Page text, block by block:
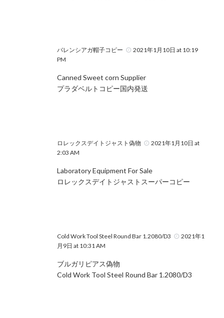
バレンシアガ帽子コピー
2021年1月10日 at 10:19
PM
Canned Sweet corn Supplier
プラダベルトコピー国内発送
ロレックスデイトジャスト偽物
2021年1月10日 at
2:03 AM
Laboratory Equipment For Sale
ロレックスデイトジャストスーパーコピー
Cold Work Tool Steel Round Bar 1.2080/D3
2021年1
月9日 at 10:31 AM
ブルガリピアス偽物
Cold Work Tool Steel Round Bar 1.2080/D3